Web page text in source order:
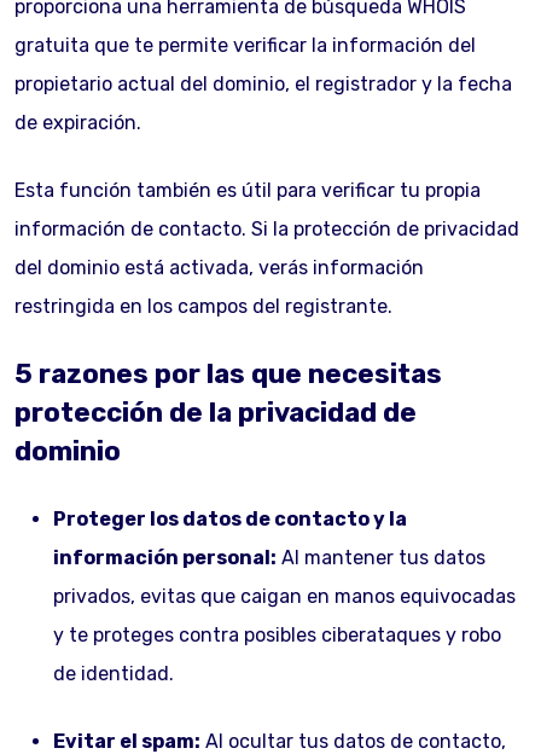
proporciona una herramienta de búsqueda WHOIS
gratuita que te permite verificar la información del
propietario actual del dominio, el registrador y la fecha
de expiración.
Esta función también es útil para verificar tu propia
información de contacto. Si la protección de privacidad
del dominio está activada, verás información
restringida en los campos del registrante.
5 razones por las que necesitas
protección de la privacidad de
dominio
Proteger los datos de contacto y la
información personal: Al mantener tus datos
privados, evitas que caigan en manos equivocadas
y te proteges contra posibles ciberataques y robo
de identidad.
Evitar el spam: Al ocultar tus datos de contacto,